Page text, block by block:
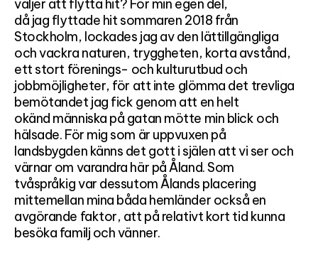
väljer att flytta hit? För min egen del,
då jag flyttade hit sommaren 2018 från
Stockholm, lockades jag av den lättillgängliga
och vackra naturen, tryggheten, korta avstånd,
ett stort förenings- och kulturutbud och
jobbmöjligheter, för att inte glömma det trevliga
bemötandet jag fick genom att en helt
okänd människa på gatan mötte min blick och
hälsade. För mig som är uppvuxen på
landsbygden känns det gott i själen att vi ser och
värnar om varandra här på Åland. Som
tvåspråkig var dessutom Ålands placering
mittemellan mina båda hemländer också en
avgörande faktor, att på relativt kort tid kunna
besöka familj och vänner.